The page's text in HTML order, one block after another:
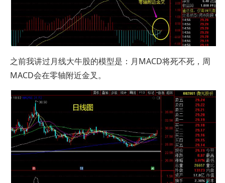
之前我讲过月线大牛股的模型是：月MACD将死不死，周
MACD会在零轴附近金叉。